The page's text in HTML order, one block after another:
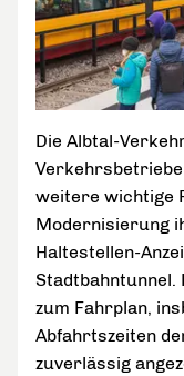
Die Albtal-
weitere wichtige
Modernisierung
Haltestellen-
Stadtbahntunnel.
zum Fahrplan,
Abfahrtszeiten
zuverlässig